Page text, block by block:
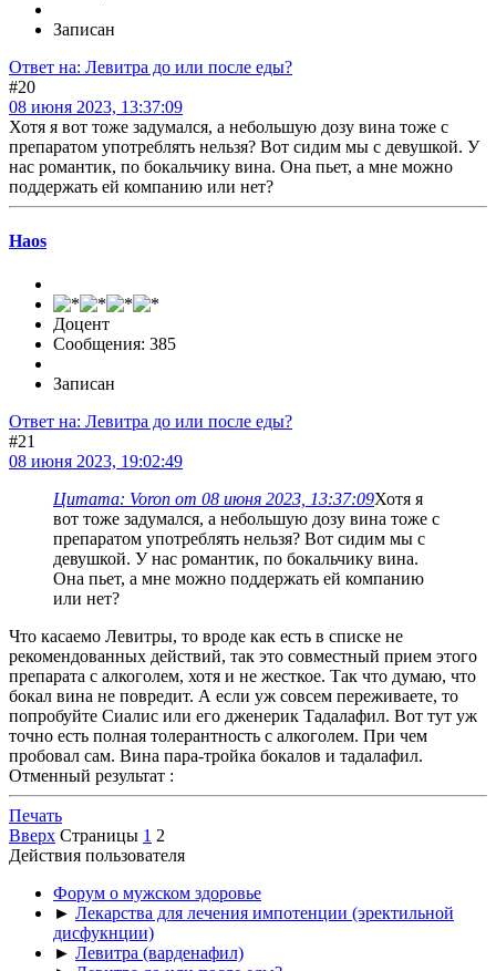
Записан
Ответ на: Левитра до или после еды?
#20
08 июня 2023, 13:37:09
Хотя я вот тоже задумался, а небольшую дозу вина тоже с
препаратом употреблять нельзя? Вот сидим мы с девушкой. У
нас романтик, по бокальчику вина. Она пьет, а мне можно
поддержать ей компанию или нет?
Haos
Доцент
Сообщения: 385
Записан
Ответ на: Левитра до или после еды?
#21
08 июня 2023, 19:02:49
Цитата: Voron от 08 июня 2023, 13:37:09Хотя я
вот тоже задумался, а небольшую дозу вина тоже с
препаратом употреблять нельзя? Вот сидим мы с
девушкой. У нас романтик, по бокальчику вина.
Она пьет, а мне можно поддержать ей компанию
или нет?
Что касаемо Левитры, то вроде как есть в списке не
рекомендованных действий, так это совместный прием этого
препарата с алкоголем, хотя и не жесткое. Так что думаю, что
бокал вина не повредит. А если уж совсем переживаете, то
попробуйте Сиалис или его дженерик Тадалафил. Вот тут уж
точно есть полная толерантность с алкоголем. При чем
пробовал сам. Вина пара-тройка бокалов и тадалафил.
Отменный результат :
Печать
Вверх Страницы 1 2
Действия пользователя
Форум о мужском здоровье
► Лекарства для лечения импотенции (эректильной
дисфукнции)
► Левитра (варденафил)